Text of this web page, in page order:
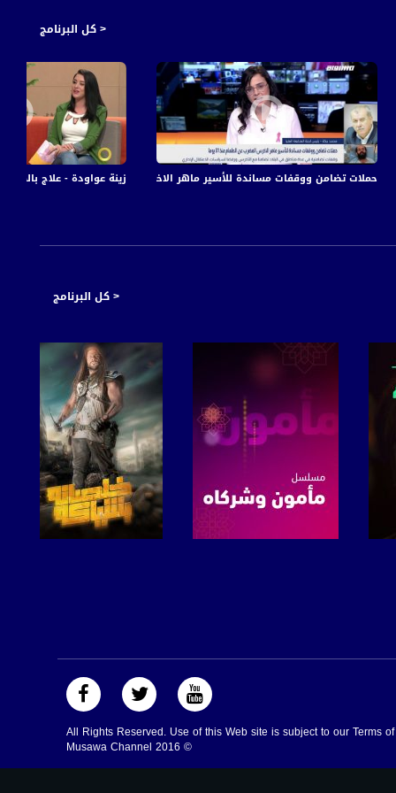
< كل البرنامج
زينة عواودة - علاج بالمساجات و رد
حملات تضامن ووقفات مساندة للأسير ماهر الاخرس المضرب عن الطعام منذ 81 يوما،محمد بركة،بانوراما،15.10
< كل البرنامج
All Rights Reserved. Use of this Web site is subject to our Terms
©
2016